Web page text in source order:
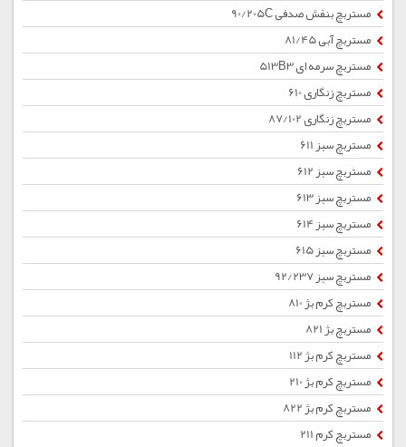
مستربچ بنفش صدفی 90/205C
مستربچ آبی 81/45
مستربچ سرمه ای 513B3
مستربچ زنگاری 610
مستربچ زنگاری 87/102
مستربچ سبز 611
مستربچ سبز 612
مستربچ سبز 613
مستربچ سبز 614
مستربچ سبز 615
مستربچ سبز 92/237
مستربچ کرم بژ 810
مستربچ بژ 821
مستربچ کرم بژ 112
مستربچ کرم بژ 210
مستربچ کرم بژ 822
مستربچ کرم 211